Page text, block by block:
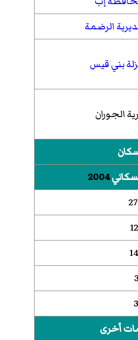
الرضمة
بني قيس
الجوران
2004
أخرى